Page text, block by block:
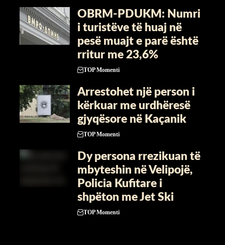
OBRM-PDUKM: Numri
i turistëve të huaj në
pesë muajt e parë është
rritur me 23,6%
TOP Momenti
Arrestohet një person i
kërkuar me urdhëresë
gjyqësore në Kaçanik
TOP Momenti
Dy persona rrezikuan të
mbyteshin në Velipojë,
Policia Kufitare i
shpëton me Jet Ski
TOP Momenti